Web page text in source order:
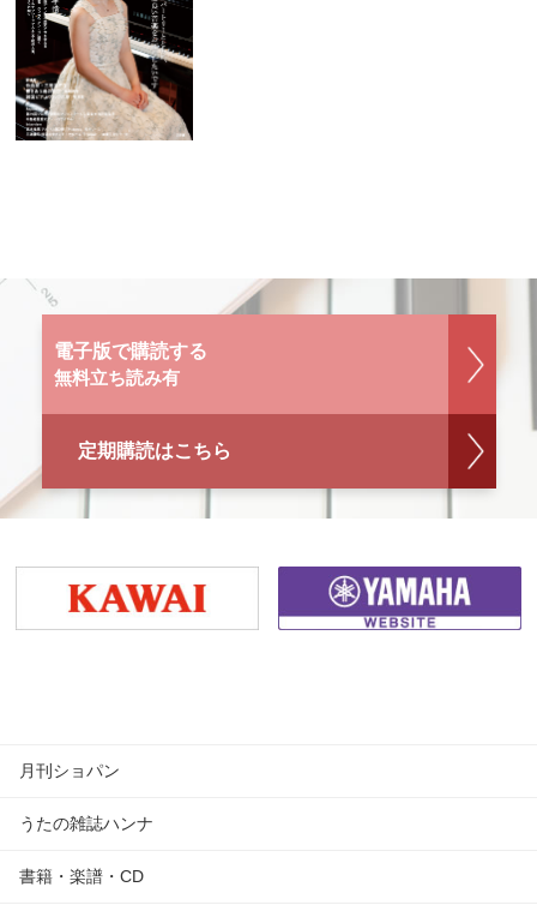
電子版で購読する
無料立ち読み有
定期購読はこちら
月刊ショパン
うたの雑誌ハンナ
書籍・楽譜・CD